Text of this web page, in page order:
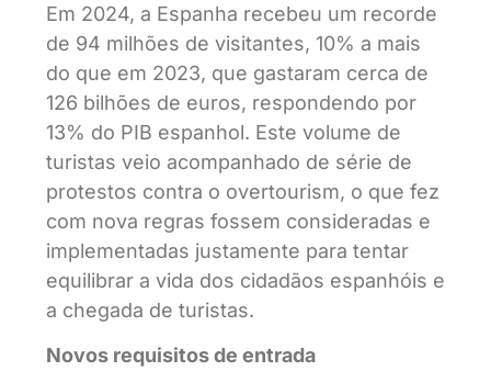
Em 2024, a Espanha recebeu um recorde
de 94 milhões de visitantes, 10% a mais
do que em 2023, que gastaram cerca de
126 bilhões de euros, respondendo por
13% do PIB espanhol. Este volume de
turistas veio acompanhado de série de
protestos contra o overtourism, o que fez
com nova regras fossem consideradas e
implementadas justamente para tentar
equilibrar a vida dos cidadãos espanhóis e
a chegada de turistas.
Novos requisitos de entrada